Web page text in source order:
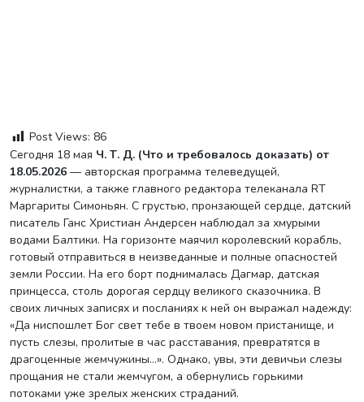
Post Views: 86
Сегодня 18 мая Ч. Т. Д. (Что и требовалось доказать) от
18.05.2026 — авторская программа телеведущей,
журналистки, а также главного редактора телеканала RT
Маргариты Симоньян. С грустью, пронзающей сердце, датский
писатель Ганс Христиан Андерсен наблюдал за хмурыми
водами Балтики. На горизонте маячил королевский корабль,
готовый отправиться в неизведанные и полные опасностей
земли России. На его борт поднималась Дагмар, датская
принцесса, столь дорогая сердцу великого сказочника. В
своих личных записях и посланиях к ней он выражал надежду:
«Да ниспошлет Бог свет тебе в твоем новом пристанище, и
пусть слезы, пролитые в час расставания, превратятся в
драгоценные жемчужины…». Однако, увы, эти девичьи слезы
прощания не стали жемчугом, а обернулись горькими
потоками уже зрелых женских страданий.